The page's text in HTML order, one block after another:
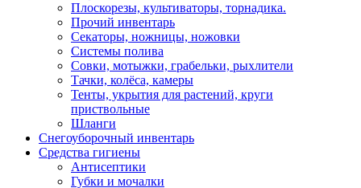
Плоскорезы, культиваторы, торнадика.
Прочий инвентарь
Секаторы, ножницы, ножовки
Системы полива
Совки, мотыжки, грабельки, рыхлители
Тачки, колёса, камеры
Тенты, укрытия для растений, круги
приствольные
Шланги
Снегоуборочный инвентарь
Средства гигиены
Антисептики
Губки и мочалки